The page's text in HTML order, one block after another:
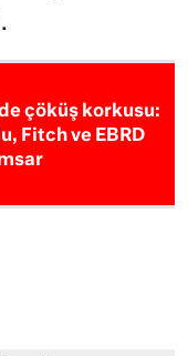
çöküş korkusu:
Fitch ve EBRD